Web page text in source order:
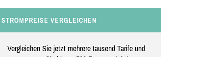
STROMPREISE VERGLEICHEN
Vergleichen Sie jetzt mehrere tausend Tarife und